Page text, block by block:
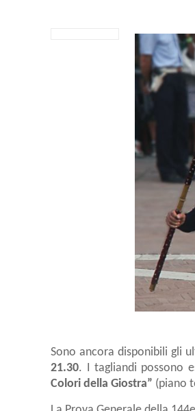
Sono ancora disponibili gli
21.30. I tagliandi possono
Colori della Giostra” (piano